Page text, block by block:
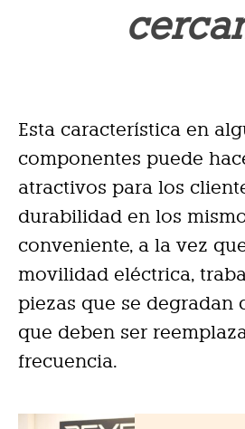
Esta característica en
componentes puede
atractivos para los
durabilidad en los
conveniente, a la vez
movilidad eléctrica,
piezas que se degradan
que deben ser
frecuencia.